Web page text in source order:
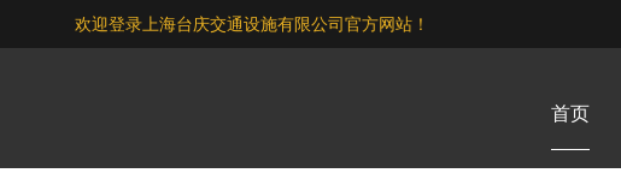
欢迎登录上海台庆交通设施有限公司官方网站！
首页